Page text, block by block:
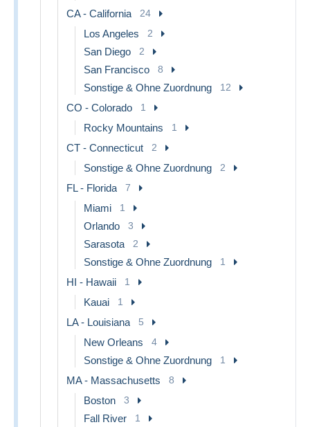
CA - California 24
Los Angeles 2
San Diego 2
San Francisco 8
Sonstige & Ohne Zuordnung 12
CO - Colorado 1
Rocky Mountains 1
CT - Connecticut 2
Sonstige & Ohne Zuordnung 2
FL - Florida 7
Miami 1
Orlando 3
Sarasota 2
Sonstige & Ohne Zuordnung 1
HI - Hawaii 1
Kauai 1
LA - Louisiana 5
New Orleans 4
Sonstige & Ohne Zuordnung 1
MA - Massachusetts 8
Boston 3
Fall River 1